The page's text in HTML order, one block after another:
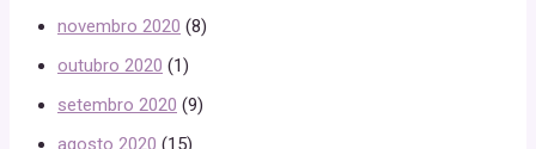
novembro 2020 (8)
outubro 2020 (1)
setembro 2020 (9)
agosto 2020 (15)